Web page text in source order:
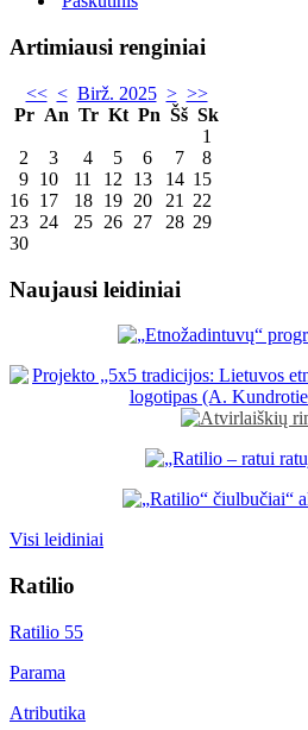
Artimiausi renginiai
<< < Birž. 2025 > >>
Pr An Tr Kt Pn Šš Sk
1
2
3 4 5 6 7
8
9 10 11 12 13 14 15
16 17 18 19 20 21
22
23 24 25 26 27 28 29
30
Naujausi leidiniai
Visi leidiniai
Ratilio
Ratilio 55
Parama
Atributika